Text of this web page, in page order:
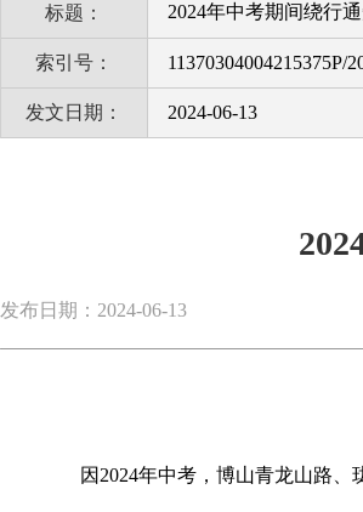
标题： 2024年中考期间绕行
索引号： 11370304004215375P/
发文日期： 2024-06-13
发布日期：2024-06-13
因2024年中考，博山青龙山路